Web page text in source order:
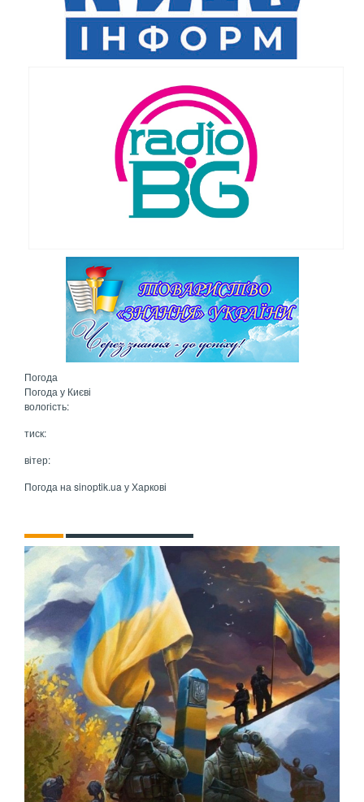
Погода
Погода у Києві
вологість:
тиск:
вітер:
Погода на sinoptik.ua у Харкові